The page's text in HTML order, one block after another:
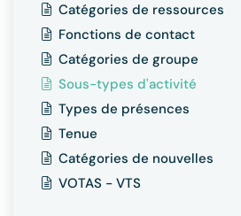
Catégories de ressources
Fonctions de contact
Catégories de groupe
Sous-types d'activité
Types de présences
Tenue
Catégories de nouvelles
VOTAS - VTS